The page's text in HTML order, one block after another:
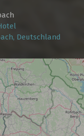
Deutschland